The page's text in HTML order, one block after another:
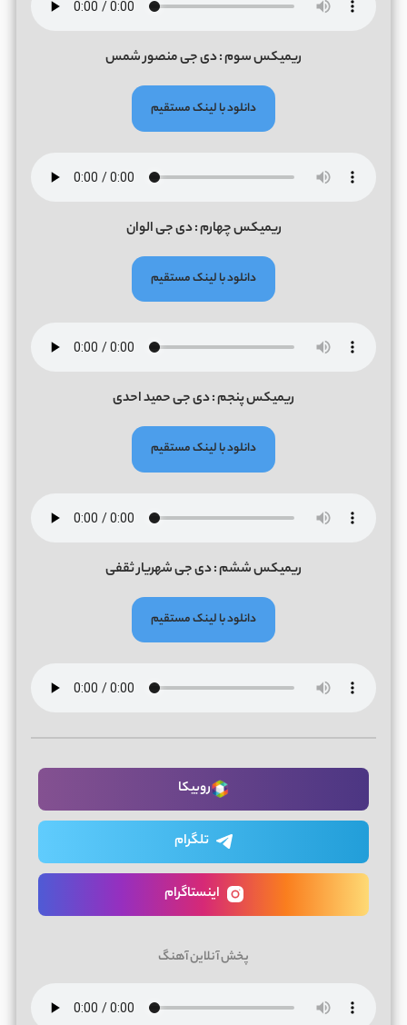
ریمیکس سوم : دی جی منصور شمس
دانلود با لینک مستقیم
ریمیکس چهارم : دی جی الوان
دانلود با لینک مستقیم
ریمیکس پنجم : دی جی حمید احدی
دانلود با لینک مستقیم
ریمیکس ششم : دی جی شهریار ثقفی
دانلود با لینک مستقیم
روبیکا
تلگرام
اینستاگرام
پخش آنلاین آهنگ